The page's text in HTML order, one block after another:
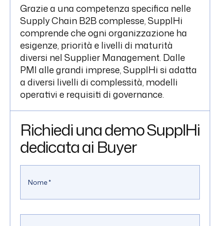
Grazie a una competenza specifica nelle
Supply Chain B2B complesse, SupplHi
comprende che ogni organizzazione ha
esigenze, priorità e livelli di maturità
diversi nel Supplier Management. Dalle
PMI alle grandi imprese, SupplHi si adatta
a diversi livelli di complessità, modelli
operativi e requisiti di governance.
Richiedi una demo SupplHi
dedicata ai Buyer
Nome*